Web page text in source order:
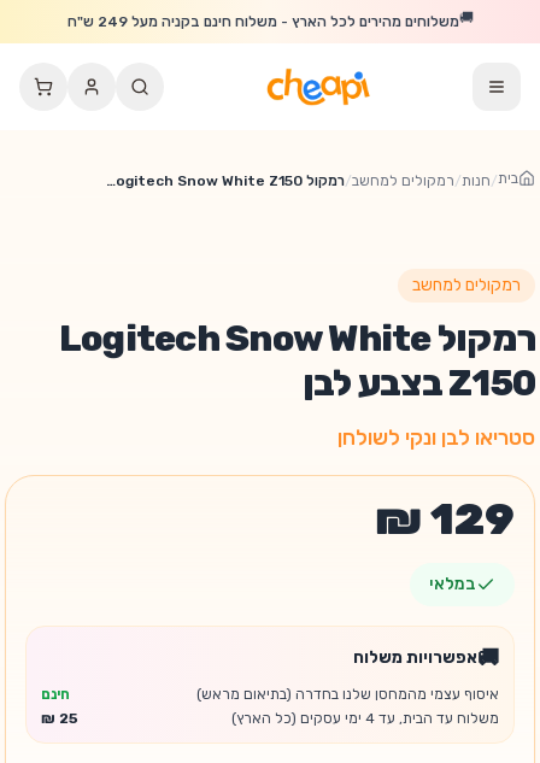
דלג לתוכן הראשי
🚚משלוחים מהירים לכל הארץ - משלוח חינם בקניה מעל 249 ש"ח
בית/חנות/רמקולים למחשב/ רמקול Logitech Snow White Z150 בצבע לבן
רמקולים למחשב
רמקול Logitech Snow White
Z150 בצבע לבן
סטריאו לבן ונקי לשולחן
במלאי
🚚אפשרויות משלוח
איסוף עצמי מהמחסן שלנו בחדרה (בתיאום מראש)
חינם
משלוח עד הבית, עד 4 ימי עסקים (כל הארץ)